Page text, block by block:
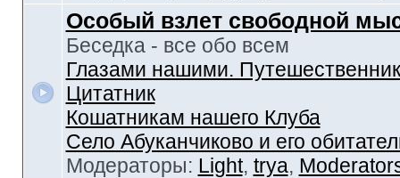
Особый взлет свободной
Беседка - все обо всем
Глазами нашими.
Цитатник
Кошатникам нашего Клуба
Село Абуканчиково и его
Модераторы: Light, trya,